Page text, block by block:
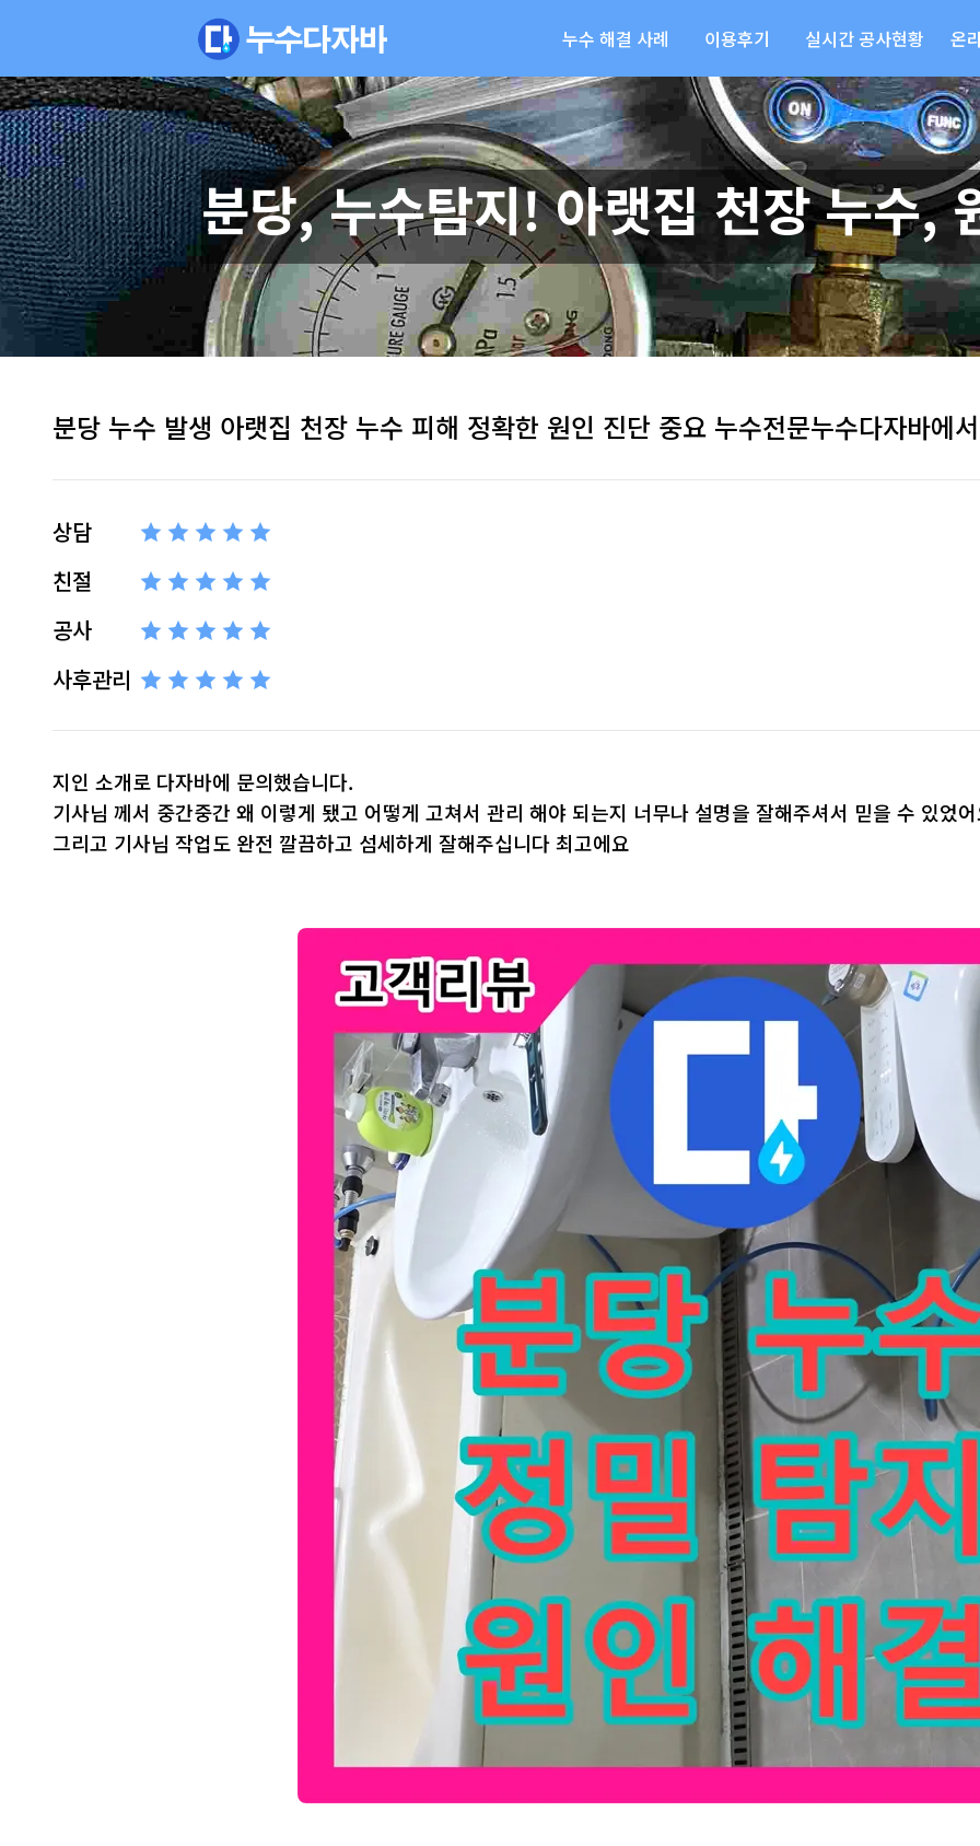
누수 해결 사례 이용후기 실시간 공사현황 온
분당, 누수탐지! 아랫집 천장 누수,
분당 누수 발생 아랫집 천장 누수 피해 정확한 원인 진단 중요 누수전문누수다자바에
상담
친절
공사
사후관리
지인 소개로 다자바에 문의했습니다.
기사님 께서 중간중간 왜 이렇게 됐고 어떻게 고쳐서 관리 해야 되는지 너무나 설명을 잘해주셔서 믿을 수 있었
그리고 기사님 작업도 완전 깔끔하고 섬세하게 잘해주십니다 최고에요